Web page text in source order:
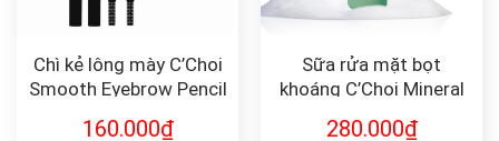
Chì kẻ lông mày C’Choi
Smooth Eyebrow Pencil
160.000₫
Sữa rửa mặt bọt
khoáng C’Choi Mineral
280.000₫